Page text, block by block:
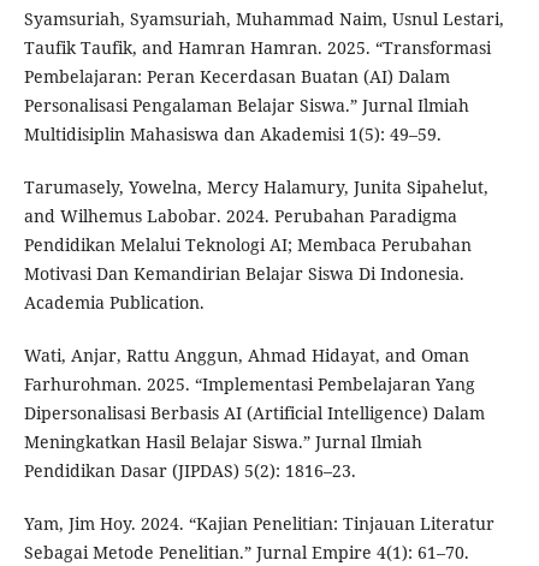
Syamsuriah, Syamsuriah, Muhammad Naim, Usnul Lestari,
Taufik Taufik, and Hamran Hamran. 2025. “Transformasi
Pembelajaran: Peran Kecerdasan Buatan (AI) Dalam
Personalisasi Pengalaman Belajar Siswa.” Jurnal Ilmiah
Multidisiplin Mahasiswa dan Akademisi 1(5): 49–59.
Tarumasely, Yowelna, Mercy Halamury, Junita Sipahelut,
and Wilhemus Labobar. 2024. Perubahan Paradigma
Pendidikan Melalui Teknologi AI; Membaca Perubahan
Motivasi Dan Kemandirian Belajar Siswa Di Indonesia.
Academia Publication.
Wati, Anjar, Rattu Anggun, Ahmad Hidayat, and Oman
Farhurohman. 2025. “Implementasi Pembelajaran Yang
Dipersonalisasi Berbasis AI (Artificial Intelligence) Dalam
Meningkatkan Hasil Belajar Siswa.” Jurnal Ilmiah
Pendidikan Dasar (JIPDAS) 5(2): 1816–23.
Yam, Jim Hoy. 2024. “Kajian Penelitian: Tinjauan Literatur
Sebagai Metode Penelitian.” Jurnal Empire 4(1): 61–70.